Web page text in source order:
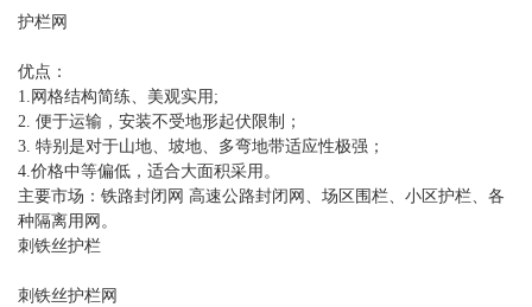
护栏网
优点：
1.网格结构简练、美观实用;
2. 便于运输，安装不受地形起伏限制；
3. 特别是对于山地、坡地、多弯地带适应性极强；
4.价格中等偏低，适合大面积采用。
主要市场：铁路封闭网 高速公路封闭网、场区围栏、小区护栏、各
种隔离用网。
刺铁丝护栏
刺铁丝护栏网